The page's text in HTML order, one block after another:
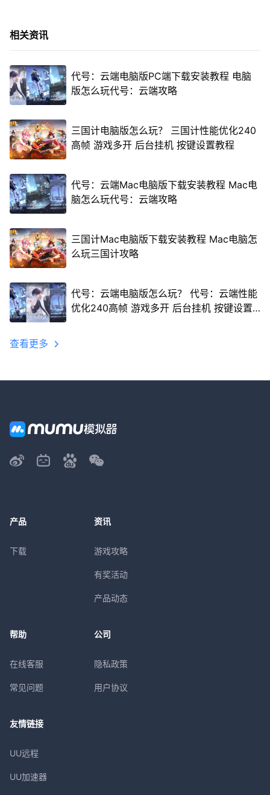
相关资讯
代号：云端电脑版PC端下载安装教程 电脑
版怎么玩代号：云端攻略
三国计电脑版怎么玩？ 三国计性能优化240
高帧 游戏多开 后台挂机 按键设置教程
代号：云端Mac电脑版下载安装教程 Mac电
脑怎么玩代号：云端攻略
三国计Mac电脑版下载安装教程 Mac电脑怎
么玩三国计攻略
代号：云端电脑版怎么玩？ 代号：云端性能
优化240高帧 游戏多开 后台挂机 按键设置
查看更多
产品
下载
资讯
游戏攻略
有奖活动
产品动态
帮助
在线客服
常见问题
公司
隐私政策
用户协议
友情链接
UU远程
UU加速器